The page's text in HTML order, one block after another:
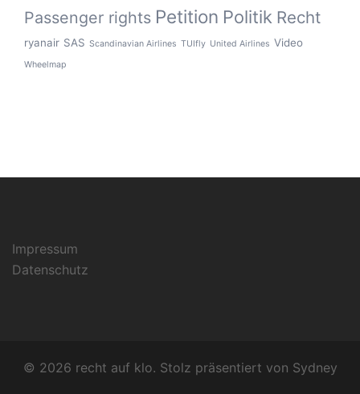
Passenger rights Petition Politik Recht
ryanair SAS Scandinavian Airlines TUIfly United Airlines Video
Wheelmap
Impressum
Datenschutz
© 2026 recht auf klo. Stolz präsentiert von Sydney